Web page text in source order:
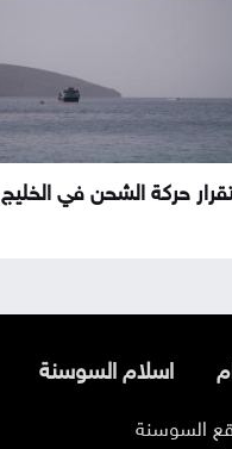
حركة الشحن في الخليج
اسلام السوسنة